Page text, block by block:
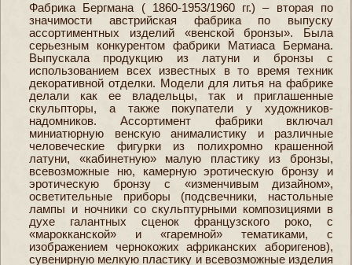
Фабрика Бергмана ( 1860-1953/1960 гг.) – вторая по
значимости австрийская фабрика по выпуску
ассортиментных изделий «венской бронзы». Была
серьезным конкурентом фабрики Матиаса Бермана.
Выпускала продукцию из латуни и бронзы с
использованием всех известных в то время техник
декоративной отделки. Модели для литья на фабрике
делали как ее владельцы, так и приглашенные
скульпторы, а также покупатели у художников-
надомников. Ассортимент фабрики включал
миниатюрную венскую анималистику и различные
человеческие фигурки из полихромно крашенной
латуни, «кабинетную» малую пластику из бронзы,
всевозможные ню, камерную эротическую бронзу и
эротическую бронзу с «изменчивым дизайном»,
осветительные приборы (подсвечники, настольные
лампы и ночники со скульптурными композициями в
духе галантных сценок французского роко, с
«марокканской» и «гаремной» тематиками, с
изображением чернокожих африканских аборигенов),
сувенирную мелкую пластику и всевозможные изделия